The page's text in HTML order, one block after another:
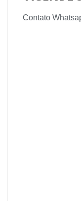
Contato